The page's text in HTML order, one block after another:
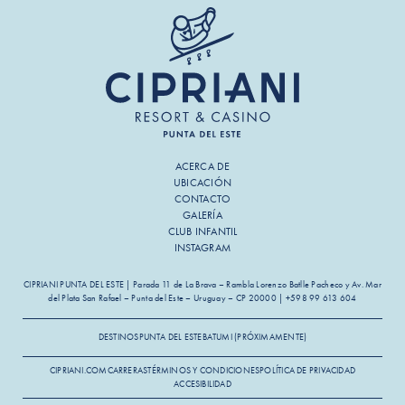
e
r
ACERCA DE
UBICACIÓN
CONTACTO
GALERÍA
CLUB INFANTIL
INSTAGRAM
CIPRIANI PUNTA DEL ESTE | Parada 11 de La Brava – Rambla Lorenzo Batlle Pacheco y Av. Mar
del Plata San Rafael – Punta del Este – Uruguay – CP 20000 | +598 99 613 604
DESTINOSPUNTA DEL ESTEBATUMI (PRÓXIMAMENTE)
CIPRIANI.COMCARRERASTÉRMINOS Y CONDICIONESPOLÍTICA DE PRIVACIDAD
ACCESIBILIDAD